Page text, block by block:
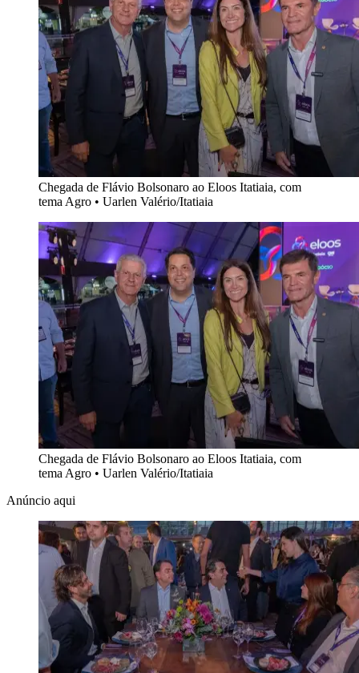
Chegada de Flávio Bolsonaro ao Eloos Itatiaia, com
tema Agro • Uarlen Valério/Itatiaia
Chegada de Flávio Bolsonaro ao Eloos Itatiaia, com
tema Agro • Uarlen Valério/Itatiaia
Anúncio aqui